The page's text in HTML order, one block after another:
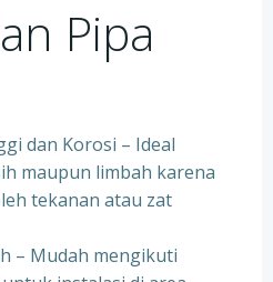
Pipa
dan Korosi – Ideal
maupun limbah karena
tekanan atau zat
– Mudah mengikuti